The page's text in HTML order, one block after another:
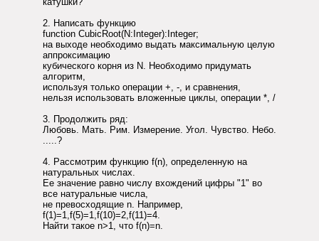
2. Написать функцию
function CubicRoot(N:Integer):Integer;
на выходе необходимо выдать максимальную целую
аппроксимацию
кубического корня из N. Необходимо придумать
алгоритм,
используя только операции +, -, и сравнения,
нельзя использовать вложенные циклы, операции *, /
3. Продолжить ряд:
Любовь. Мать. Рим. Измерение. Угол. Чувство. Небо.
.....?
4. Рассмотрим функцию f(n), определенную на
натуральных числах.
Ее значение равно числу вхождений цифры "1" во
все натуральные числа,
не превосходящие n. Например,
f(1)=1,f(5)=1,f(10)=2,f(11)=4.
Найти такое n>1, что f(n)=n.